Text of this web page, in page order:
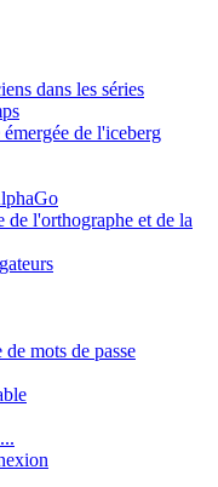
dans les séries
de l'iceberg
l'orthographe et de la
mots de passe